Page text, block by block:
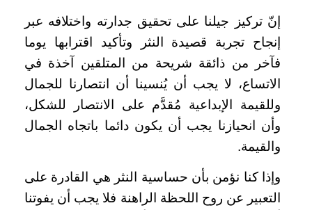
إنّ تركيز جيلنا على تحقيق جدارته واختلافه عبر
إنجاح تجربة قصيدة النثر وتأكيد اقترابها يوما
فآخر من ذائقة شريحة من المتلقين آخذة في
الاتساع، لا يجب أن يُنسينا أن انتصارنا للجمال
وللقيمة الإبداعية مُقدَّم على الانتصار للشكل،
وأن انحيازنا يجب أن يكون دائما باتجاه الجمال
والقيمة.
وإذا كنا نؤمن بأن حساسية النثر هي القادرة على
التعبير عن روح اللحظة الراهنة فلا يجب أن يفوتنا